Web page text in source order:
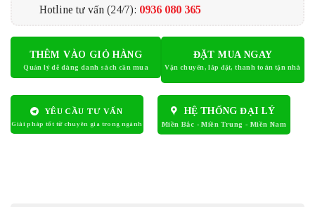
Hotline tư vấn (24/7): 0936 080 365
THÊM VÀO GIỎ HÀNG ĐẶT MUA NGAY
YÊU CẦU TƯ VẤN HỆ THỐNG ĐẠI LÝ